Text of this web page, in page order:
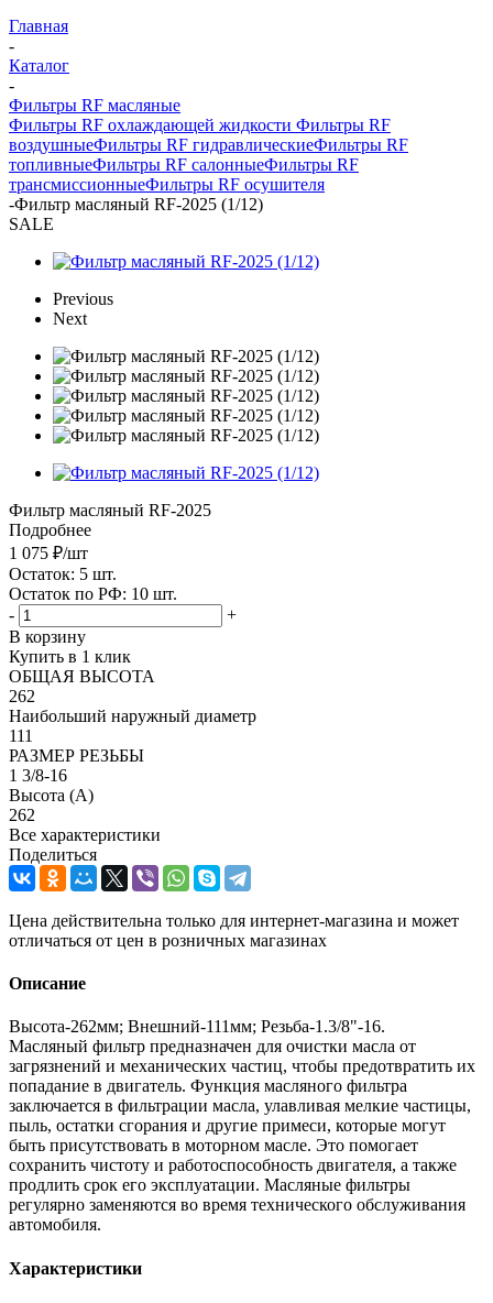
Главная
-
Каталог
-
Фильтры RF масляные
Фильтры RF охлаждающей жидкости Фильтры RF
воздушныеФильтры RF гидравлическиеФильтры RF
топливныеФильтры RF салонныеФильтры RF
трансмиссионныеФильтры RF осушителя
-Фильтр масляный RF-2025 (1/12)
SALE
Previous
Next
Фильтр масляный RF-2025
Подробнее
1 075 ₽/шт
Остаток: 5 шт.
Остаток по РФ: 10 шт.
-
+
В корзину
Купить в 1 клик
ОБЩАЯ ВЫСОТА
262
Наибольший наружный диаметр
111
РАЗМЕР РЕЗЬБЫ
1 3/8-16
Высота (А)
262
Все характеристики
Поделиться
Цена действительна только для интернет-магазина и может
отличаться от цен в розничных магазинах
Описание
Высота-262мм; Внешний-111мм; Резьба-1.3/8"-16.
Масляный фильтр предназначен для очистки масла от
загрязнений и механических частиц, чтобы предотвратить их
попадание в двигатель. Функция масляного фильтра
заключается в фильтрации масла, улавливая мелкие частицы,
пыль, остатки сгорания и другие примеси, которые могут
быть присутствовать в моторном масле. Это помогает
сохранить чистоту и работоспособность двигателя, а также
продлить срок его эксплуатации. Масляные фильтры
регулярно заменяются во время технического обслуживания
автомобиля.
Характеристики